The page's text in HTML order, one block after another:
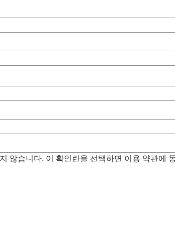
않습니다. 이 확인란을 선택하면 이용 약관에